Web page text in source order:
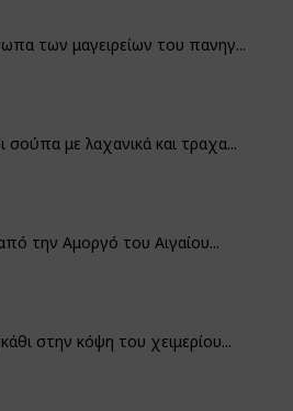
των μαγειρείων του πανηγ...
σούπα με λαχανικά και τραχα...
την Αμοργό του Αιγαίου...
στην κόψη του χειμερίου...